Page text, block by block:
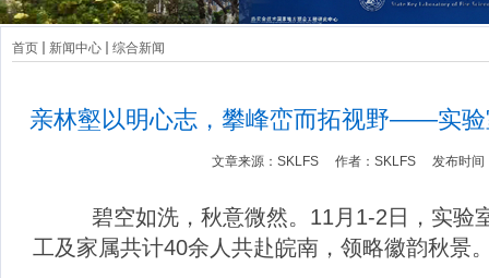
首页 新闻中心 综合新闻
亲林壑以明心志，攀峰峦而拓视野——实
文章来源： SKLFS 作者： SKLFS 发布时间
碧空如洗，秋意微然。 11 月 1-2 日，实验
工及家属共计40余人共赴皖南，领略徽韵秋景